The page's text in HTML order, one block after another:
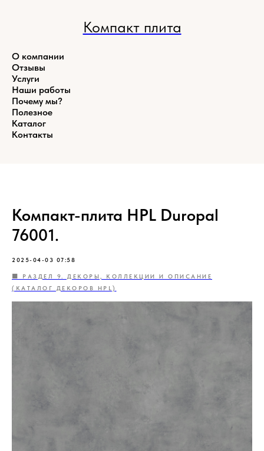
О компании
Отзывы
Услуги
Наши работы
Компакт плита
Почему мы?
Полезное
Каталог
Контакты
Компакт-плита HPL Duropal
76001.
2025-04-03 07:58
🟦 РАЗДЕЛ 9. ДЕКОРЫ, КОЛЛЕКЦИИ И ОПИСАНИЕ
(КАТАЛОГ ДЕКОРОВ HPL)